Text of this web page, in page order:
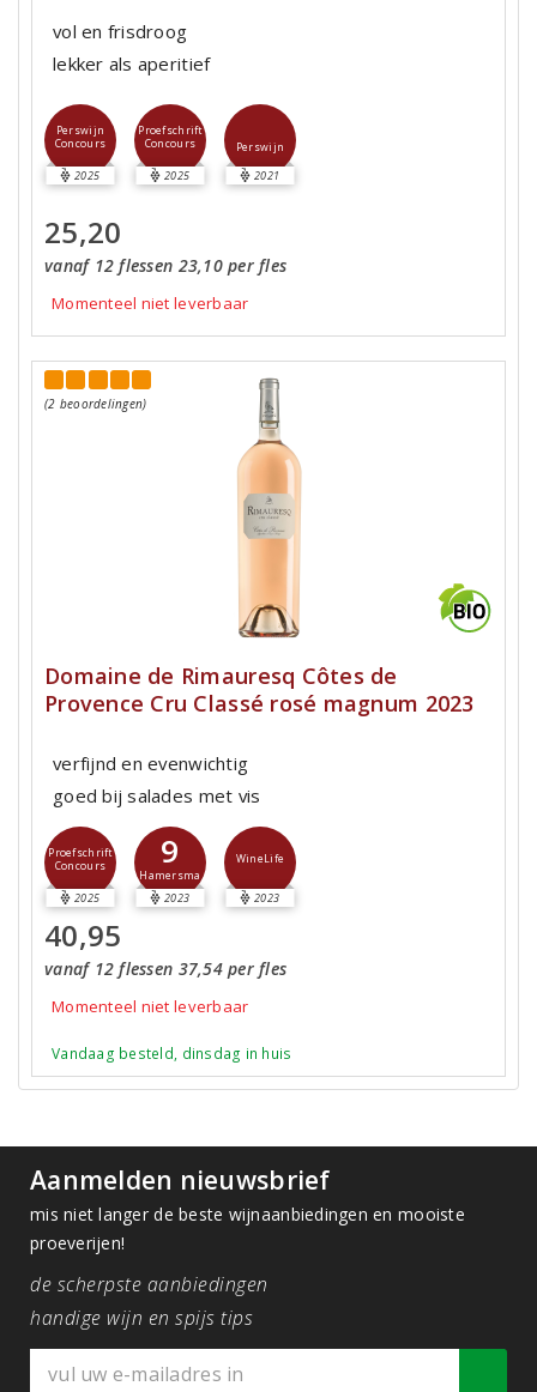
vol en frisdroog
lekker als aperitief
Perswijn
Concours
2025
Proefschrift
Concours
2025
Perswijn
2021
25,20
vanaf 12 flessen 23,10 per fles
Momenteel niet leverbaar
(2 beoordelingen)
Domaine de Rimauresq Côtes de
Provence Cru Classé rosé magnum 2023
verfijnd en evenwichtig
goed bij salades met vis
Proefschrift
Concours
2025
9
Hamersma
2023
WineLife
2023
40,95
vanaf 12 flessen 37,54 per fles
Momenteel niet leverbaar
Vandaag besteld, dinsdag in huis
Aanmelden nieuwsbrief
mis niet langer de beste wijnaanbiedingen en mooiste
proeverijen!
de scherpste aanbiedingen
handige wijn en spijs tips